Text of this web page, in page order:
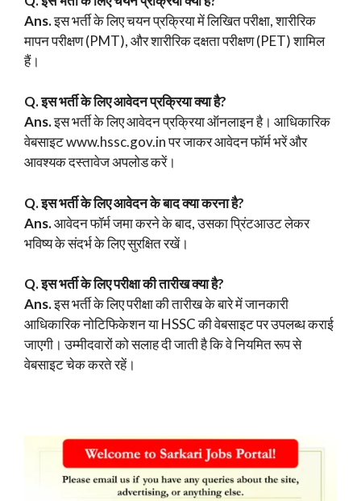
Ans.इस भर्ती के लिए चयन प्रक्रिया में लिखित परीक्षा, शारीरिक
मापन परीक्षण (PMT), और शारीरिक दक्षता परीक्षण (PET) शामिल
हैं।
Q. इस भर्ती के लिए आवेदन प्रक्रिया क्या है?
Ans.इस भर्ती के लिए आवेदन प्रक्रिया ऑनलाइन है। आधिकारिक
वेबसाइट www.hssc.gov.in पर जाकर आवेदन फॉर्म भरें और
आवश्यक दस्तावेज अपलोड करें।
Q.इस भर्ती के लिएआवेदन के बाद क्या करना है?
Ans.आवेदन फॉर्म जमा करने के बाद, उसका प्रिंटआउट लेकर
भविष्य के संदर्भ के लिए सुरक्षित रखें।
Q. इस भर्ती के लिए परीक्षा की तारीख क्या है?
Ans.इस भर्ती के लिए परीक्षा की तारीख के बारे में जानकारी
आधिकारिक नोटिफिकेशन या HSSC की वेबसाइट पर उपलब्ध कराई
जाएगी। उम्मीदवारों को सलाह दी जाती है कि वे नियमित रूप से
वेबसाइट चेक करते रहें।